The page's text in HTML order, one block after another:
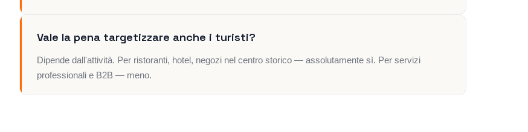
Vale la pena targetizzare anche i turisti?
Dipende dall'attività. Per ristoranti, hotel, negozi nel centro storico — assolutamente sì. Per servizi
professionali e B2B — meno.